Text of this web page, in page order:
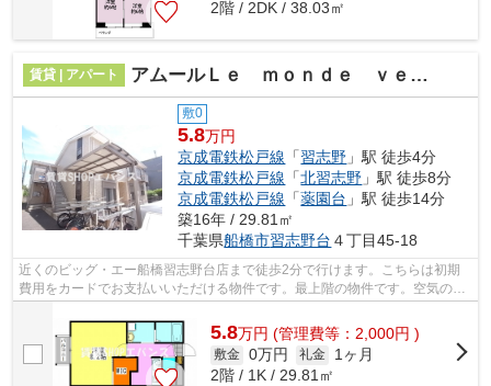
2階 / 2DK / 38.03㎡
賃貸 | アパート アムールＬｅ ｍｏｎｄｅ ｖｅｒｔ
敷0
5.8万円
京成電鉄松戸線 「習志野 」駅 徒歩4分
京成電鉄松戸線 「北習志野 」駅 徒歩8分
京成電鉄松戸線 「薬園台 」駅 徒歩14分
築16年 / 29.81㎡
千葉県船橋市習志野台 ４丁目45-18
近くのビッグ・エー船橋習志野台店まで徒歩2分で行けます。こちらは初期
費用をカードでお支払いいただける物件です。最上階の物件です。空気の入
れ替えができる風通しの良い物件です。...
5.8万円 (管理費等：2,000円 )
敷金 0万円 礼金
1ヶ月
2階 / 1K / 29.81㎡